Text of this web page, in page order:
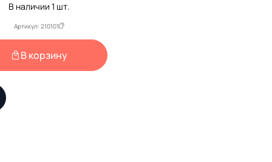
В наличии1 шт.
Артикул: 210101
В корзину